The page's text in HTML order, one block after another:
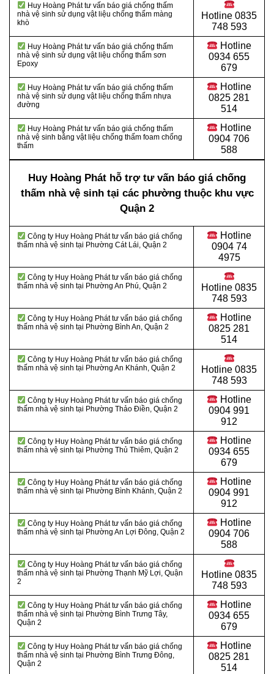
Huy Hoàng Phát tư vấn báo giá chống thấm
nhà vệ sinh sử dụng vật liệu chống thấm màng
khò
Hotline 0835
748 593
Huy Hoàng Phát tư vấn báo giá chống thấm
nhà vệ sinh sử dụng vật liệu chống thấm sơn
Epoxy
Hotline
0934 655
679
Huy Hoàng Phát tư vấn báo giá chống thấm
nhà vệ sinh sử dụng vật liệu chống thấm nhựa
đường
Hotline
0825 281
514
Huy Hoàng Phát tư vấn báo giá chống thấm
nhà vệ sinh bằng vật liệu chống thấm foam chống
thấm
Hotline
0904 706
588
Huy Hoàng Phát hỗ trợ tư vấn báo giá chống
thấm nhà vệ sinh tại các phường thuộc khu vực
Quận 2
Công ty Huy Hoàng Phát tư vấn báo giá chống
thấm nhà vệ sinh tại Phường Cát Lái, Quận 2
Hotline
0904 74
4975
Công ty Huy Hoàng Phát tư vấn báo giá chống
thấm nhà vệ sinh tại Phường An Phú, Quận 2
Hotline 0835
748 593
Công ty Huy Hoàng Phát tư vấn báo giá chống
thấm nhà vệ sinh tại Phường Bình An, Quận 2
Hotline
0825 281
514
Công ty Huy Hoàng Phát tư vấn báo giá chống
thấm nhà vệ sinh tại Phường An Khánh, Quận 2
Hotline 0835
748 593
Công ty Huy Hoàng Phát tư vấn báo giá chống
thấm nhà vệ sinh tại Phường Thảo Điền, Quận 2
Hotline
0904 991
912
Công ty Huy Hoàng Phát tư vấn báo giá chống
thấm nhà vệ sinh tại Phường Thủ Thiêm, Quận 2
Hotline
0934 655
679
Công ty Huy Hoàng Phát tư vấn báo giá chống
thấm nhà vệ sinh tại Phường Bình Khánh, Quận 2
Hotline
0904 991
912
Công ty Huy Hoàng Phát tư vấn báo giá chống
thấm nhà vệ sinh tại Phường An Lợi Đông, Quận 2
Hotline
0904 706
588
Công ty Huy Hoàng Phát tư vấn báo giá chống
thấm nhà vệ sinh tại Phường Thạnh Mỹ Lợi, Quận
2
Hotline 0835
748 593
Công ty Huy Hoàng Phát tư vấn báo giá chống
thấm nhà vệ sinh tại Phường Bình Trưng Tây,
Quận 2
Hotline
0934 655
679
Công ty Huy Hoàng Phát tư vấn báo giá chống
thấm nhà vệ sinh tại Phường Bình Trưng Đông,
Quận 2
Hotline
0825 281
514